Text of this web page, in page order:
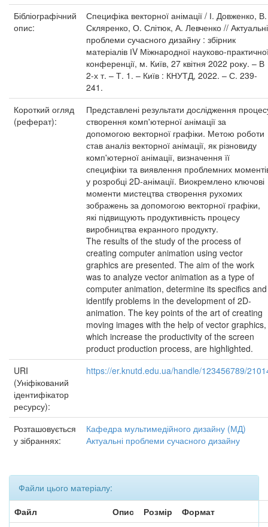
Бібліографічний
опис:
Специфіка векторної анімації / І. Довженко, В.
Скляренко, О. Слітюк, А. Левченко // Актуальні
проблеми сучасного дизайну : збірник
матеріалів ІV Міжнародної науково-
конференції, м. Київ, 27 квітня 2022 року. – В
2-х т. – Т. 1. – Київ : КНУТД, 2022. – С. 239-
241.
Короткий огляд
(реферат):
Представлені результати дослідження
створення комп'ютерної анімації за
допомогою векторної графіки. Метою роботи
став аналіз векторної анімації, як різновиду
комп'ютерної анімації, визначення її
специфіки та виявлення проблемних
у розробці 2D-анімації. Виокремлено ключові
моменти мистецтва створення рухомих
зображень за допомогою векторної графіки,
які підвищують продуктивність процесу
виробництва екранного продукту.
The results of the study of the process of
creating computer animation using vector
graphics are presented. The aim of the work
was to analyze vector animation as a type of
computer animation, determine its specifics and
identify problems in the development of 2D-
animation. The key points of the art of creating
moving images with the help of vector graphics,
which increase the productivity of the screen
product production process, are highlighted.
URI
(Уніфікований
ідентифікатор
ресурсу):
https://er.knutd.edu.ua/handle/123456789/
Розташовується
у зібраннях:
Кафедра мультимедійного дизайну (МД)
Актуальні проблеми сучасного дизайну
Файли цього матеріалу:
Файл
Опис Розмір
Формат